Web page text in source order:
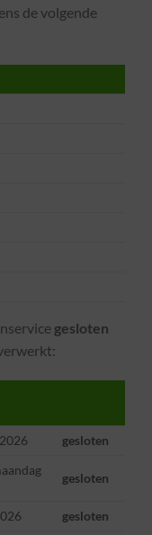
de volgende
gesloten
gesloten
gesloten
gesloten